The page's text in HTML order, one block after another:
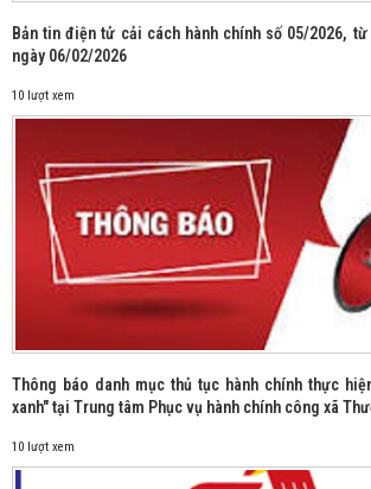
Bản tin điện tử cải cách hành chính số 05/2026,
ngày 06/02/2026
10 lượt xem
Thông báo danh mục thủ tục hành chính thực
xanh" tại Trung tâm Phục vụ hành chính công xã
10 lượt xem